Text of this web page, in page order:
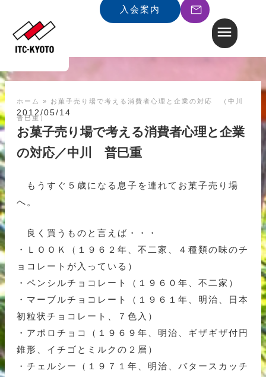
入会案内
ホーム » お菓子売り場で考える消費者心理と企業の対応 （中川
普巳重）
2012/05/14
お菓子売り場で考える消費者心理と企業
の対応／中川 普巳重
もうすぐ５歳になる息子を連れてお菓子売り場
へ。
良く買うものと言えば・・・
・ＬＯＯＫ（１９６２年、不二家、４種類の味のチ
ョコレートが入っている）
・ペンシルチョコレート（１９６０年、不二家）
・マーブルチョコレート（１９６１年、明治、日本
初粒状チョコレート、７色入）
・アポロチョコ（１９６９年、明治、ギザギザ付円
錐形、イチゴとミルクの２層）
・チェルシー（１９７１年、明治、バタースカッチ